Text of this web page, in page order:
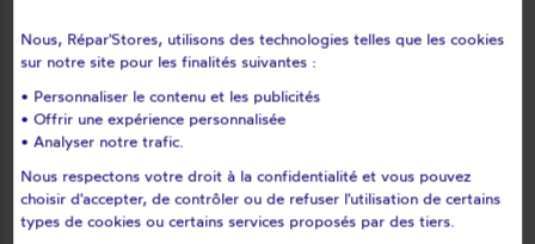
Louans
Louestault
Luynes
Luzillé
Manthelan
Marcé-sur-esves
Marcilly-sur-maulne
Marcilly-sur-vienne
Nous, Répar'Stores, utilisons des technologies telles que les cookies
sur notre site pour les finalités suivantes :
• Personnaliser le contenu et les publicités
• Offrir une expérience personnalisée
• Analyser notre trafic.
Nous respectons votre droit à la confidentialité et vous pouvez
choisir d'accepter, de contrôler ou de refuser l'utilisation de certains
types de cookies ou certains services proposés par des tiers.